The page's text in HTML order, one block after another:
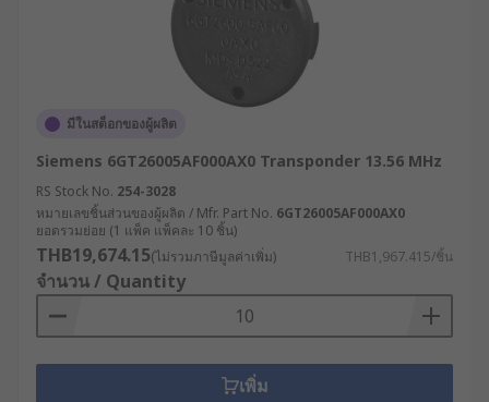
มีในสต็อกของผู้ผลิต
Siemens 6GT26005AF000AX0 Transponder 13.56 MHz
RS Stock No. 254-3028
หมายเลขชิ้นส่วนของผู้ผลิต / Mfr. Part No. 6GT26005AF000AX0
ยอดรวมย่อย (1 แพ็ค แพ็คละ 10 ชิ้น)
THB19,674.15(ไม่รวมภาษีมูลค่าเพิ่ม) THB1,967.415/ชิ้น
จำนวน / Quantity
เพิ่ม